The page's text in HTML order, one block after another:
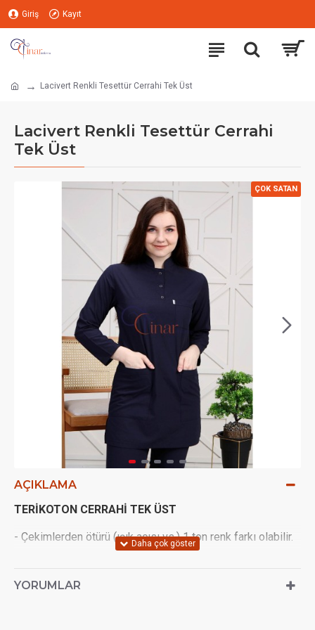
Giriş Kayıt
Lacivert Renkli Tesettür Cerrahi Tek Üst
Lacivert Renkli Tesettür Cerrahi
Tek Üst
ÇOK SATAN
AÇIKLAMA
TERİKOTON CERRAHİ TEK ÜST
- Çekimlerden ötürü (ışık açısı vs.) 1 ton renk farkı olabilir.
- Üstün yaka kısmı hakim yakadır 3 adet çıtçıt vardır ve
YORUMLAR